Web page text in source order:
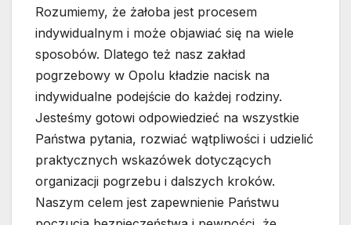
Rozumiemy, że żałoba jest procesem
indywidualnym i może objawiać się na wiele
sposobów. Dlatego też nasz zakład
pogrzebowy w Opolu kładzie nacisk na
indywidualne podejście do każdej rodziny.
Jesteśmy gotowi odpowiedzieć na wszystkie
Państwa pytania, rozwiać wątpliwości i udzielić
praktycznych wskazówek dotyczących
organizacji pogrzebu i dalszych kroków.
Naszym celem jest zapewnienie Państwu